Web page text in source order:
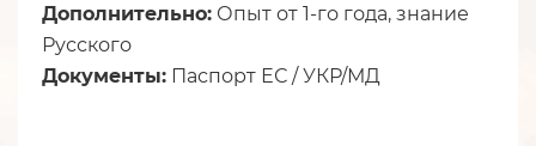
Дополнительно: Опыт от 1-го года, знание
Русского
Документы: Паспорт ЕС / УКР/МД